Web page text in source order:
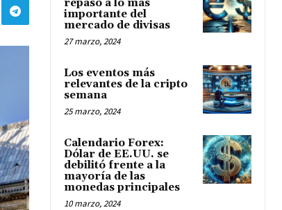
repaso a lo más
importante del
mercado de divisas
27 marzo, 2024
Los eventos más
relevantes de la cripto
semana
25 marzo, 2024
Calendario Forex:
Dólar de EE.UU. se
debilitó frente a la
mayoría de las
monedas principales
10 marzo, 2024